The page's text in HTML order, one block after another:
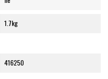
1.7kg
416250